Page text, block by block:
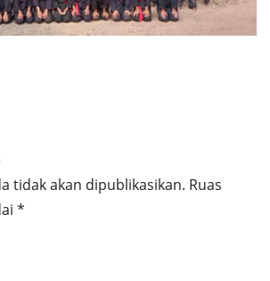
tidak akan dipublikasikan. Ruas
*